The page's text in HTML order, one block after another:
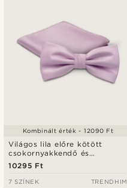
Világos lila előre kötött
csokornyakkendő és
díszzsebkendő szett
10295 Ft
Kombinált érték - 12090 Ft
7 SZÍNEK TRENDHIM